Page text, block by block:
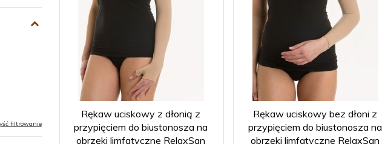
filtrowanie
Rękaw uciskowy z dłonią z
przypięciem do biustonosza na
obrzęki limfatyczne RelaxSan
Rękaw uciskowy bez dłoni z
przypięciem do biustonosza na
obrzęki limfatyczne RelaxSan